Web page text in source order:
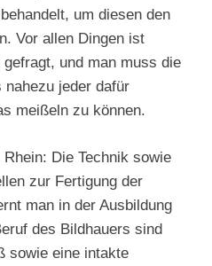
um diesen den
Vor allen Dingen ist
und man muss die
nahezu jeder dafür
meißeln zu können.
Die Technik sowie
zur Fertigung der
man in der Ausbildung
des Bildhauers sind
sowie eine intakte